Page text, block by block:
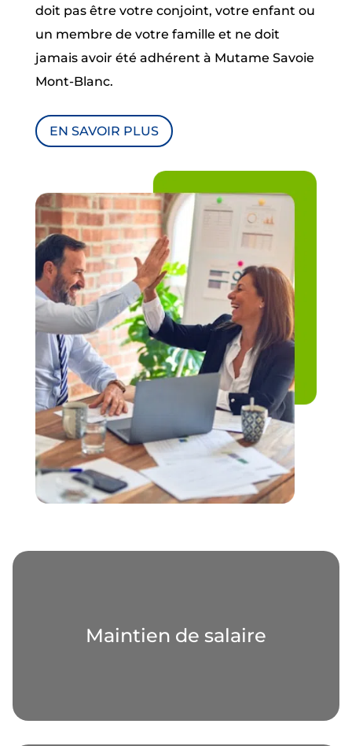
doit pas être votre conjoint, votre enfant ou
un membre de votre famille et ne doit
jamais avoir été adhérent à Mutame Savoie
Mont-Blanc.
EN SAVOIR PLUS
Maintien de salaire